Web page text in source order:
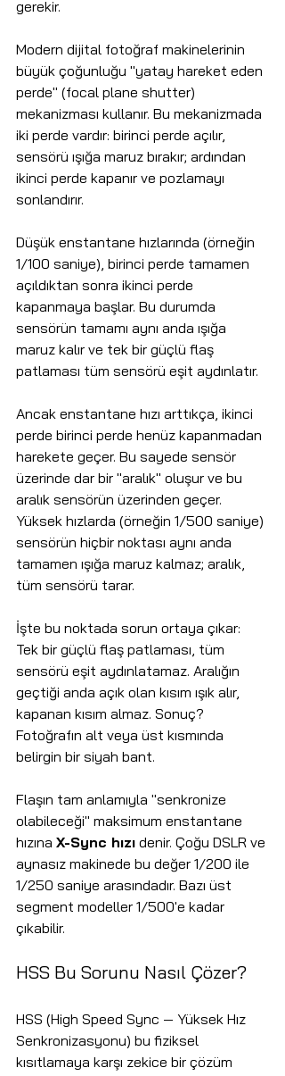
gerekir.
Modern dijital fotoğraf makinelerinin
büyük çoğunluğu "yatay hareket eden
perde" (focal plane shutter)
mekanizması kullanır. Bu mekanizmada
iki perde vardır: birinci perde açılır,
sensörü ışığa maruz bırakır; ardından
ikinci perde kapanır ve pozlamayı
sonlandırır.
Düşük enstantane hızlarında (örneğin
1/100 saniye), birinci perde tamamen
açıldıktan sonra ikinci perde
kapanmaya başlar. Bu durumda
sensörün tamamı aynı anda ışığa
maruz kalır ve tek bir güçlü flaş
patlaması tüm sensörü eşit aydınlatır.
Ancak enstantane hızı arttıkça, ikinci
perde birinci perde henüz kapanmadan
harekete geçer. Bu sayede sensör
üzerinde dar bir "aralık" oluşur ve bu
aralık sensörün üzerinden geçer.
Yüksek hızlarda (örneğin 1/500 saniye)
sensörün hiçbir noktası aynı anda
tamamen ışığa maruz kalmaz; aralık,
tüm sensörü tarar.
İşte bu noktada sorun ortaya çıkar:
Tek bir güçlü flaş patlaması, tüm
sensörü eşit aydınlatamaz. Aralığın
geçtiği anda açık olan kısım ışık alır,
kapanan kısım almaz. Sonuç?
Fotoğrafın alt veya üst kısmında
belirgin bir siyah bant.
Flaşın tam anlamıyla "senkronize
olabileceği" maksimum enstantane
hızına X-Sync hızı denir. Çoğu DSLR ve
aynasız makinede bu değer 1/200 ile
1/250 saniye arasındadır. Bazı üst
segment modeller 1/500'e kadar
çıkabilir.
HSS Bu Sorunu Nasıl Çözer?
HSS (High Speed Sync — Yüksek Hız
Senkronizasyonu) bu fiziksel
kısıtlamaya karşı zekice bir çözüm